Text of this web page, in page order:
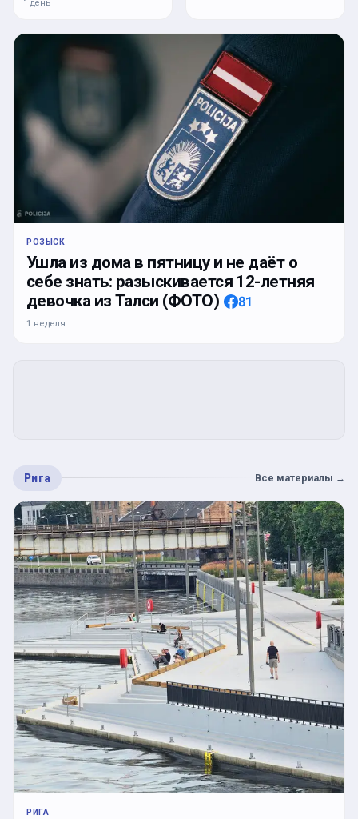
1 день
РОЗЫСК
Ушла из дома в пятницу и не даёт о
себе знать: разыскивается 12-летняя
девочка из Талси (ФОТО)
81
1 неделя
Рига Все материалы →
РИГА